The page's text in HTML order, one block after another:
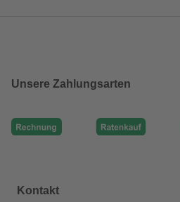
Unsere Zahlungsarten
Kontakt